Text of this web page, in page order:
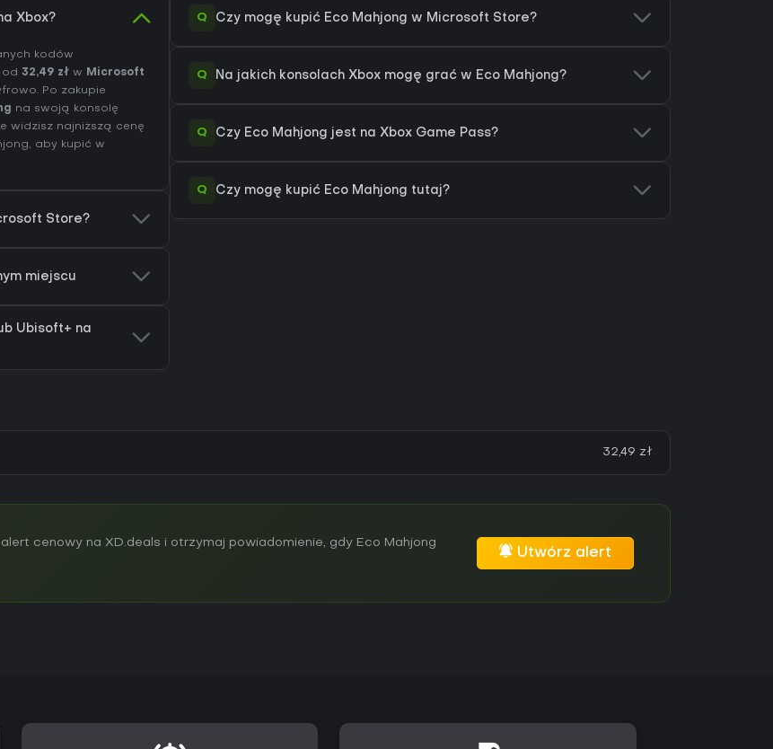
Xbox?
kodów
od 32,49 zł w Microsoft
Po zakupie
na swoją konsolę
widzisz najniższą cenę
, aby kupić w
Store?
miejscu
Ubisoft+ na
Q Czy mogę kupić Eco Mahjong w Microsoft Store?
Q Na jakich konsolach Xbox mogę grać w Eco Mahjong?
Q Czy Eco Mahjong jest na Xbox Game Pass?
Q Czy mogę kupić Eco Mahjong tutaj?
32,49 zł
cenowy na XD.deals i otrzymaj powiadomienie, gdy Eco Mahjong
Utwórz alert